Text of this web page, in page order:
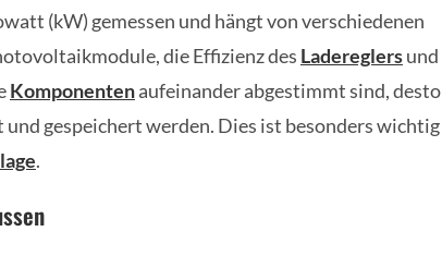
(kW) gemessen und hängt von verschiedenen
die Effizienz des Ladereglersund
Komponentenaufeinander abgestimmt sind, desto
gespeichert werden. Dies ist besonders wichtig
.